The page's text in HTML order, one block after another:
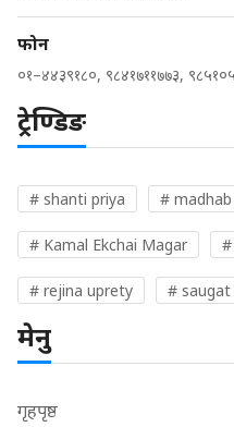
फोन
०१–४४३९१८०, ९८४१७११७७३,
ट्रेण्डिङ
# shanti priya #
# Kamal Ekchai Magar
# rejina uprety # saugat
मेनु
गृहपृष्ठ